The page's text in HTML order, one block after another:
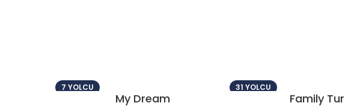
7 YOLCU
My Dream
31 YOLCU
Family Tur